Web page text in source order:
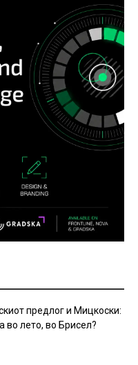
предлог и Мицкоски:
во лето, во Брисел?